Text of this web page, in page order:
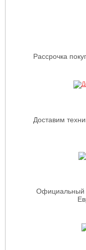
Рассрочка
Доставим
Официальный